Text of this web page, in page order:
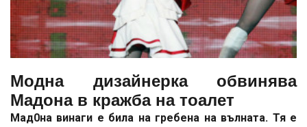
Модна дизайнерка обвинява
Мадона в кражба на тоалет
Мад0на винаги е била на гребена на вълната. Тя е